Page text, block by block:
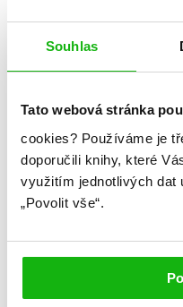
Souhlas
Tato webová stránka
cookies? Používáme je
doporučili knihy, které
využitím jednotlivých dat
„Povolit vše“.
Pygmalion
George Bernard Shaw
#českáobálka